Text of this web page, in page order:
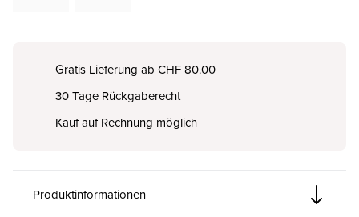
Gratis Lieferung ab CHF 80.00
30 Tage Rückgaberecht
Kauf auf Rechnung möglich
Produktinformationen